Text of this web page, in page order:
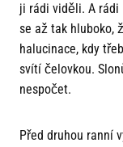
ji rádi viděli. A rádi
se až tak hluboko,
halucinace, kdy
svítí čelovkou.
nespočet.
Před druhou ranní